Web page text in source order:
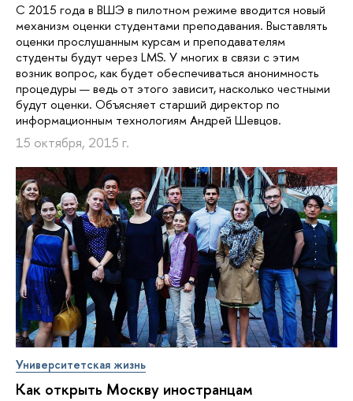
С 2015 года в ВШЭ в пилотном режиме вводится новый
механизм оценки студентами преподавания. Выставлять
оценки прослушанным курсам и преподавателям
студенты будут через LMS. У многих в связи с этим
возник вопрос, как будет обеспечиваться анонимность
процедуры — ведь от этого зависит, насколько честными
будут оценки. Объясняет старший директор по
информационным технологиям Андрей Шевцов.
15 октября, 2015 г.
Университетская жизнь
Как открыть Москву иностранцам